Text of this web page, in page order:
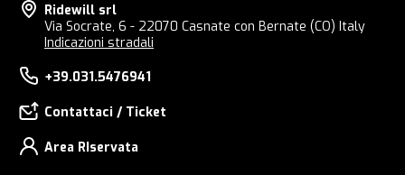
Ridewill srl
Via Socrate, 6 - 22070 Casnate con Bernate (CO) Italy
Indicazioni stradali
+39.031.5476941
Contattaci / Ticket
Area RIservata